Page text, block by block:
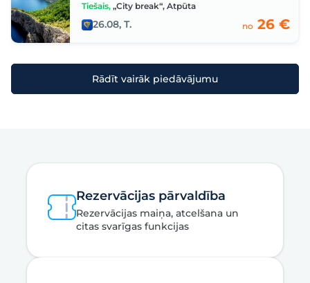
Tiešais, „City break“, Atpūta
26.08, T. no 26 €
Rādīt vairāk piedāvājumu
Rezervācijas pārvaldība
Rezervācijas maiņa, atcelšana un
citas svarīgas funkcijas